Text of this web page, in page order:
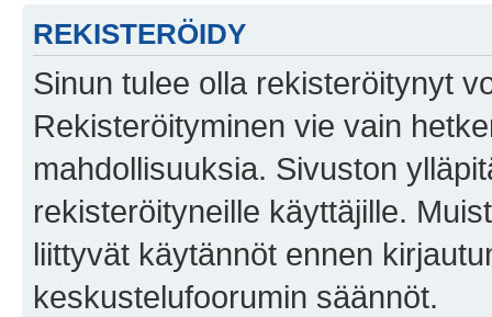
REKISTERÖIDY
Sinun tulee olla rekisteröitynyt
Rekisteröityminen vie vain
mahdollisuuksia. Sivuston
rekisteröityneille käyttäjille.
liittyvät käytännöt ennen
keskustelufoorumin säännöt.